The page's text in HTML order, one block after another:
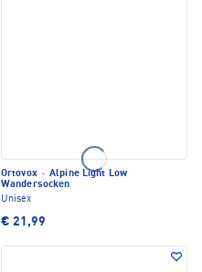
Ortovox · Alpine Light Low
Wandersocken
Unisex
€ 21,99